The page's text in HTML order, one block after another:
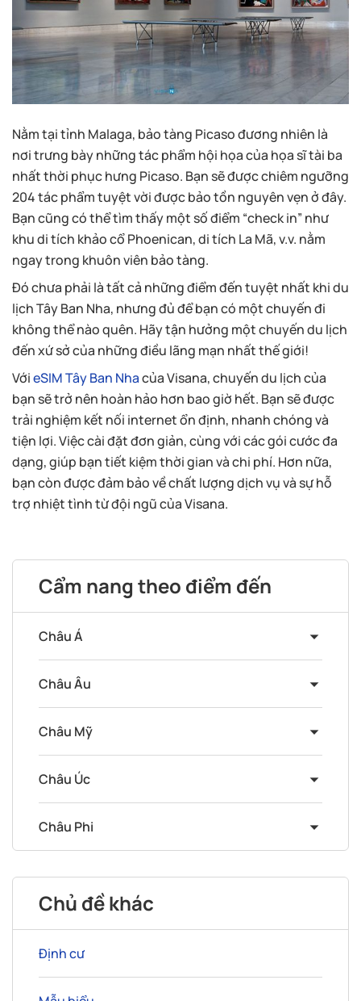
Nằm tại tỉnh Malaga, bảo tàng Picaso đương nhiên là
nơi trưng bày những tác phẩm hội họa của họa sĩ tài ba
nhất thời phục hưng Picaso. Bạn sẽ được chiêm ngưỡng
204 tác phẩm tuyệt vời được bảo tồn nguyên vẹn ở đây.
Bạn cũng có thể tìm thấy một số điểm “check in” như
khu di tích khảo cổ Phoenican, di tích La Mã, v.v. nằm
ngay trong khuôn viên bảo tàng.
Đó chưa phải là tất cả những điểm đến tuyệt nhất khi du
lịch Tây Ban Nha, nhưng đủ để bạn có một chuyến đi
không thể nào quên. Hãy tận hưởng một chuyến du lịch
đến xứ sở của những điều lãng mạn nhất thế giới!
VớieSIM Tây Ban Nhacủa Visana, chuyến du lịch của
bạn sẽ trở nên hoàn hảo hơn bao giờ hết. Bạn sẽ được
trải nghiệm kết nối internet ổn định, nhanh chóng và
tiện lợi. Việc cài đặt đơn giản, cùng với các gói cước đa
dạng, giúp bạn tiết kiệm thời gian và chi phí. Hơn nữa,
bạn còn được đảm bảo về chất lượng dịch vụ và sự hỗ
trợ nhiệt tình từ đội ngũ của Visana.
Cẩm nang theo điểm đến
Châu Á
Châu Âu
Châu Mỹ
Châu Úc
Châu Phi
Chủ đề khác
Định cư